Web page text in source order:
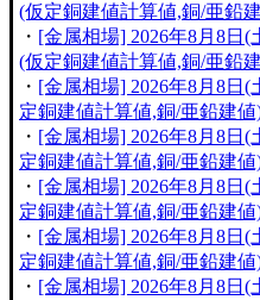
(仮定銅建値計算値,銅/亜鉛
・ [金属相場] 2026年8月8日
(仮定銅建値計算値,銅/亜鉛
・ [金属相場] 2026年8月8日
定銅建値計算値,銅/亜鉛建
・ [金属相場] 2026年8月8日
定銅建値計算値,銅/亜鉛建
・ [金属相場] 2026年8月8日
定銅建値計算値,銅/亜鉛建
・ [金属相場] 2026年8月8日
定銅建値計算値,銅/亜鉛建
・ [金属相場] 2026年8月8日